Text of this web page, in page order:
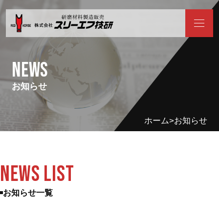
news
お知らせ
ホーム お知らせ
news LIST
お知らせ一覧